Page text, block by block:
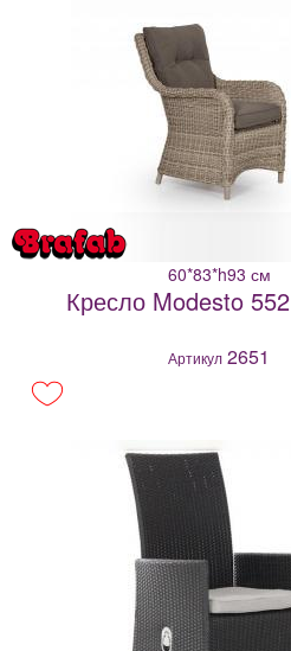
60*83*h93 см
Кресло Modesto
Артикул 2651